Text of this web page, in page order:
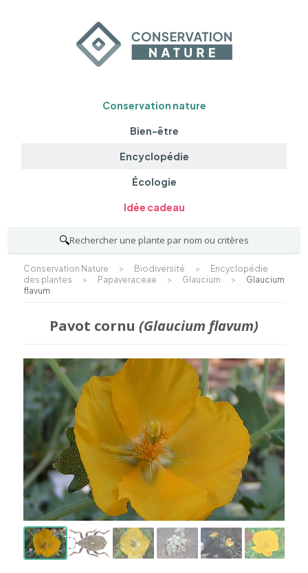
Conservation nature
Bien-être
Encyclopédie
Écologie
Idée cadeau
🔍Rechercher une plante par nom ou critères
Conservation Nature > Biodiversité >
Encyclopédie
des plantes
> Papaveraceae > Glaucium >
Glaucium
flavum
Pavot cornu (Glaucium flavum)